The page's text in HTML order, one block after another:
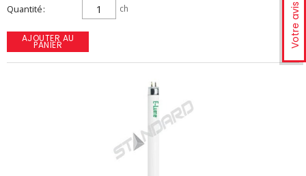
Votre avis
Quantité ch
AJOUTER AU
PANIER